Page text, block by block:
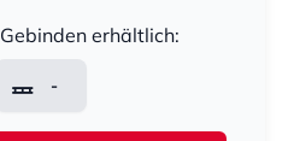
erhältlich:
-